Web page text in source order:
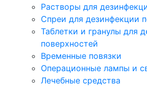
Растворы для
Спреи для дезинфекции
Таблетки и гранулы для
поверхностей
Временные повязки
Операционные лампы и
Лечебные средства